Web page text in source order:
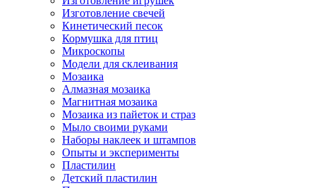
Изготовление свечей
Кинетический песок
Кормушка для птиц
Микроскопы
Модели для склеивания
Мозаика
Алмазная мозаика
Магнитная мозаика
Мозаика из пайеток и страз
Мыло своими руками
Наборы наклеек и штампов
Опыты и эксперименты
Пластилин
Детский пластилин